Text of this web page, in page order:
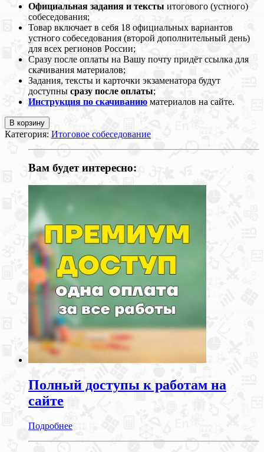
Официальная задания и тексты итогового (устного)
собеседования;
Товар включает в себя 18 официальных вариантов
устного собеседования (второй дополнительный день)
для всех регионов России;
Сразу после оплаты на Вашу почту придёт ссылка для
скачивания материалов;
Задания, тексты и карточки экзаменатора будут
доступны сразу после оплаты;
Инструкция по скачиванию материалов на сайте.
В корзину
Категория: Итоговое cобеседование
Вам будет интересно:
Полный доступы к работам на
сайте
Подробнее